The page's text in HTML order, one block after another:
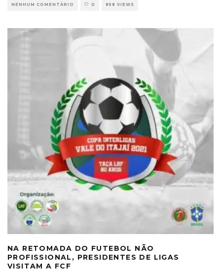
NENHUM COMENTÁRIO 0 858 VIEWS
NA RETOMADA DO FUTEBOL NÃO
PROFISSIONAL, PRESIDENTES DE LIGAS
VISITAM A FCF